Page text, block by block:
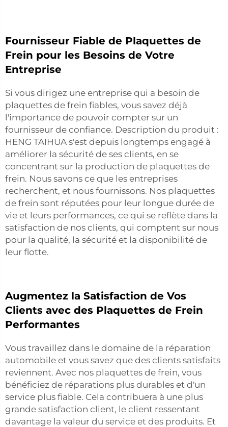
Fournisseur Fiable de Plaquettes de
Frein pour les Besoins de Votre
Entreprise
Si vous dirigez une entreprise qui a besoin de
plaquettes de frein fiables, vous savez déjà
l'importance de pouvoir compter sur un
fournisseur de confiance. Description du produit :
HENG TAIHUA s'est depuis longtemps engagé à
améliorer la sécurité de ses clients, en se
concentrant sur la production de plaquettes de
frein. Nous savons ce que les entreprises
recherchent, et nous fournissons. Nos plaquettes
de frein sont réputées pour leur longue durée de
vie et leurs performances, ce qui se reflète dans la
satisfaction de nos clients, qui comptent sur nous
pour la qualité, la sécurité et la disponibilité de
leur flotte.
Augmentez la Satisfaction de Vos
Clients avec des Plaquettes de Frein
Performantes
Vous travaillez dans le domaine de la réparation
automobile et vous savez que des clients satisfaits
reviennent. Avec nos plaquettes de frein, vous
bénéficiez de réparations plus durables et d'un
service plus fiable. Cela contribuera à une plus
grande satisfaction client, le client ressentant
davantage la valeur du service et des produits. Et